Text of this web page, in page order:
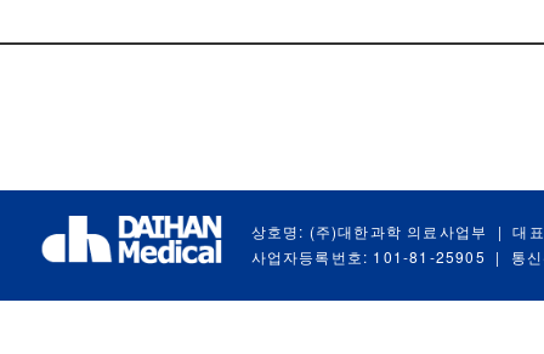
상호명: (주)대한과학 의료사업부 |
대
사업자등록번호: 101-81-25905
| 통